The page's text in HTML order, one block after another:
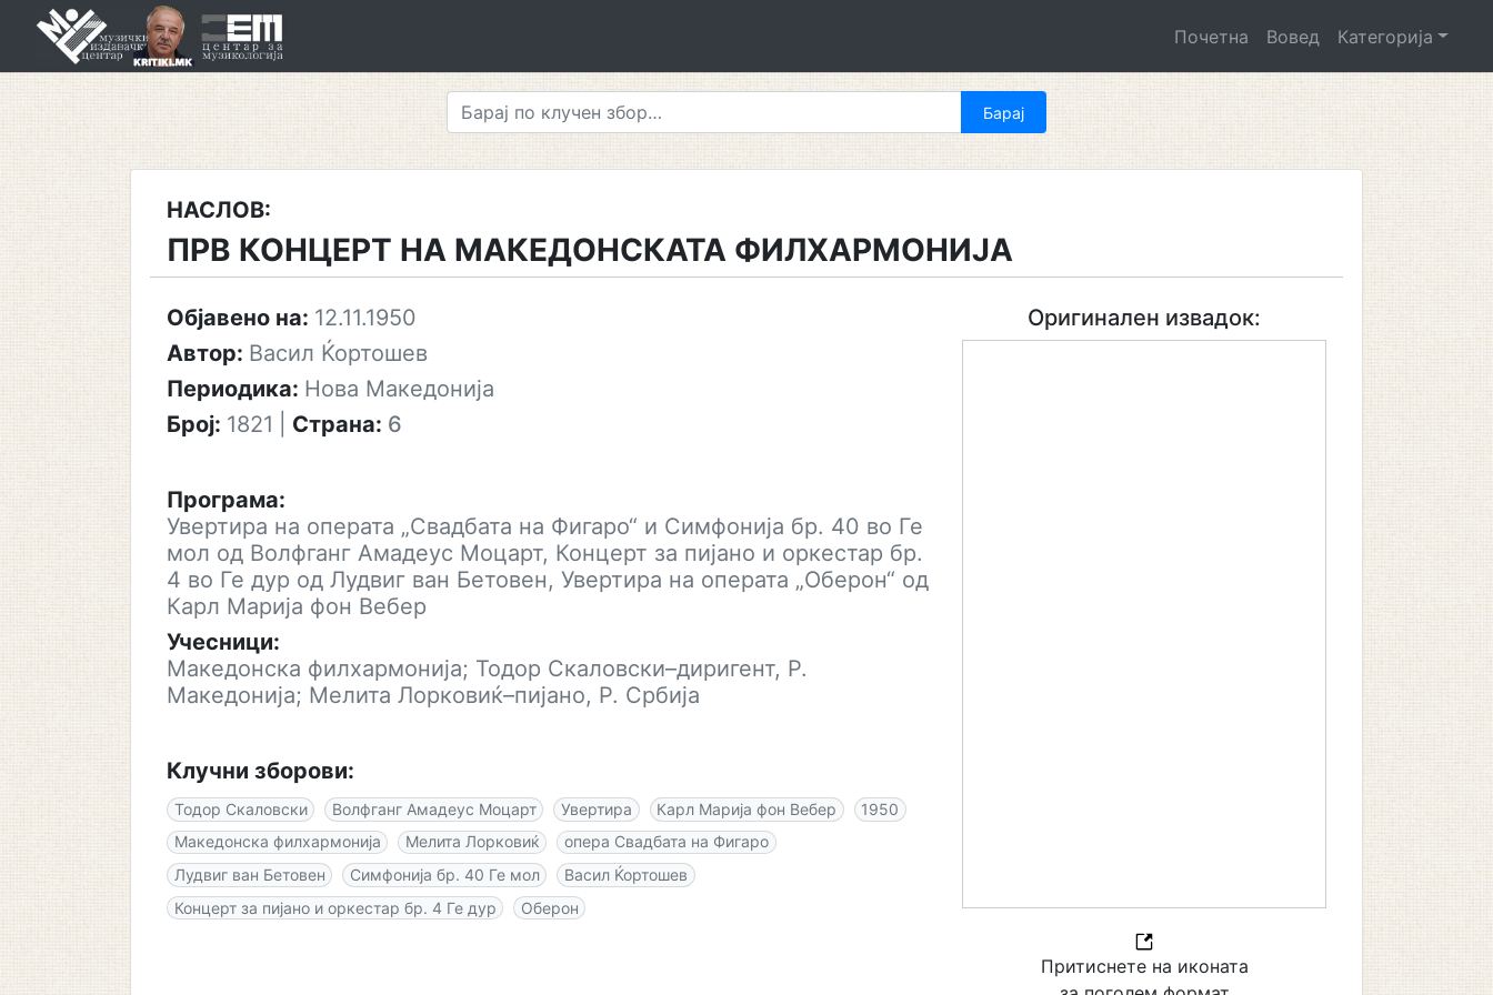
Почетна Вовед Категорија
НАСЛОВ:
ПРВ КОНЦЕРТ НА МАКЕДОНСКАТА ФИЛХАРМОНИЈА
Објавено на: 12.11.1950
Автор: Васил Ќортошев
Периодика: Нова Македонија
Број: 1821 Страна: 6
Програма:
Увертира на операта „Свадбата на Фигаро“ и Симфонија бр. 40 во Ге
мол од Волфганг Амадеус Моцарт, Концерт за пијано и оркестар бр.
4 во Ге дур од Лудвиг ван Бетовен, Увертира на операта „Оберон“ од
Карл Марија фон Вебер
Учесници:
Македонска филхармонија; Тодор Скаловски–диригент, Р.
Македонија; Мелита Лорковиќ–пијано, Р. Србија
Клучни зборови:
Тодор Скаловски Волфганг Амадеус Моцарт Увертира Карл Марија фон Вебер
1950
Македонска филхармонија
Мелита Лорковиќ
опера Свадбата на Фигаро
Лудвиг ван Бетовен
Симфонија бр. 40 Ге мол
Васил Ќортошев
Концерт за пијано и оркестар бр. 4 Ге дур
Оберон
Оригинален извадок:
Притиснете на иконата